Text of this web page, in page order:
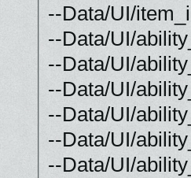
--Data/UI/
--Data/UI/
--Data/UI/
--Data/UI/
--Data/UI/
--Data/UI/
--Data/UI/